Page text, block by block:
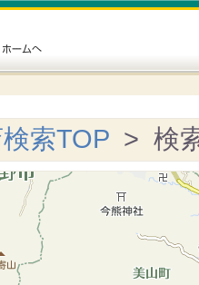
索TOP > 検